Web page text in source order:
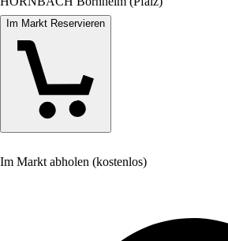
Im Markt Reservieren
Im Markt abholen (kostenlos)